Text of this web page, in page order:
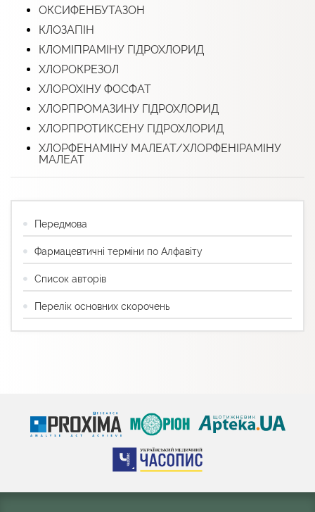
ОКСИФЕНБУТАЗОН
КЛОЗАПІН
КЛОМІПРАМІНУ ГІДРОХЛОРИД
ХЛОРОКРЕЗОЛ
ХЛОРОХІНУ ФОСФАТ
ХЛОРПРОМАЗИНУ ГІДРОХЛОРИД
ХЛОРПРОТИКСЕНУ ГІДРОХЛОРИД
ХЛОРФЕНАМІНУ МАЛЕАТ/ХЛОРФЕНІРАМІНУ
МАЛЕАТ
Передмова
Фармацевтичні терміни по Алфавіту
Список авторів
Перелік основних скорочень